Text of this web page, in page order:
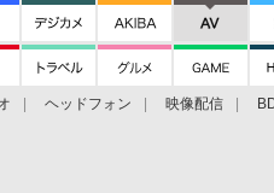
ヘッドフォン 映像配信